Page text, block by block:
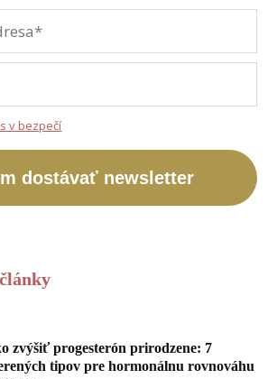
v bezpečí
dostávať newsletter
zvýšiť progesterón prirodzene: 7
tipov pre hormonálnu rovnováhu